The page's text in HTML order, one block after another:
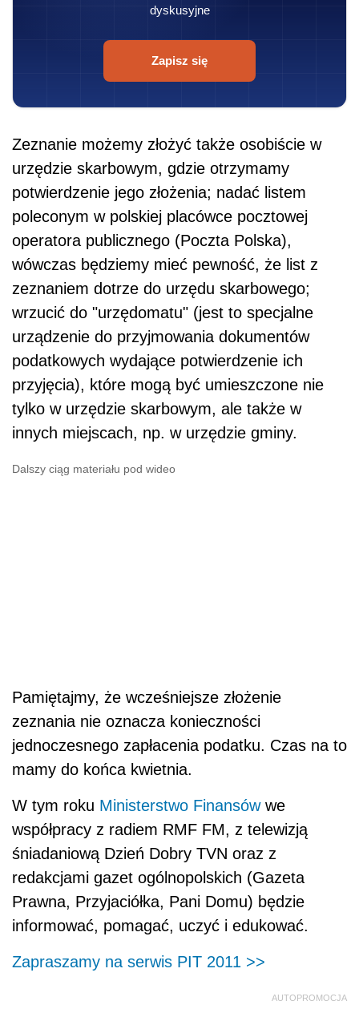
dyskusyjne
Zapisz się
Zeznanie możemy złożyć także osobiście w
urzędzie skarbowym, gdzie otrzymamy
potwierdzenie jego złożenia; nadać listem
poleconym w polskiej placówce pocztowej
operatora publicznego (Poczta Polska),
wówczas będziemy mieć pewność, że list z
zeznaniem dotrze do urzędu skarbowego;
wrzucić do "urzędomatu" (jest to specjalne
urządzenie do przyjmowania dokumentów
podatkowych wydające potwierdzenie ich
przyjęcia), które mogą być umieszczone nie
tylko w urzędzie skarbowym, ale także w
innych miejscach, np. w urzędzie gminy.
Dalszy ciąg materiału pod wideo
Pamiętajmy, że wcześniejsze złożenie
zeznania nie oznacza konieczności
jednoczesnego zapłacenia podatku. Czas na to
mamy do końca kwietnia.
W tym roku Ministerstwo Finansówwe
współpracy z radiem RMF FM, z telewizją
śniadaniową Dzień Dobry TVN oraz z
redakcjami gazet ogólnopolskich (Gazeta
Prawna, Przyjaciółka, Pani Domu) będzie
informować, pomagać, uczyć i edukować.
Zapraszamy na serwis PIT 2011 >>
AUTOPROMOCJA